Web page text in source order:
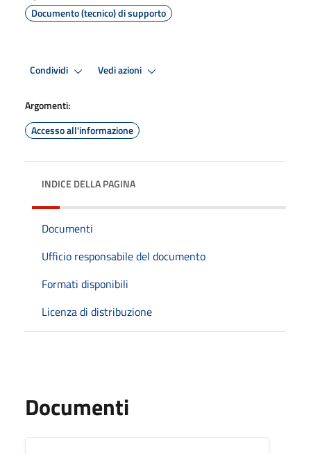
Documento (tecnico) di supporto
Condividi Vedi azioni
Argomenti:
Accesso all'informazione
INDICE DELLA PAGINA
Documenti
Ufficio responsabile del documento
Formati disponibili
Licenza di distribuzione
Documenti